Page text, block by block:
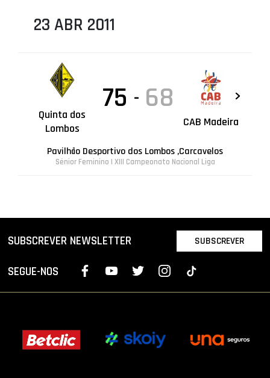
23 ABR 2011
Quinta dos
Lombos
75 - 68
CAB Madeira
Pavilhão Desportivo dos Lombos ,Carcavelos
Sénior Feminino | XIII Campeonato Nacional Liga
SUBSCREVER NEWSLETTER SUBSCREVER
SEGUE-NOS